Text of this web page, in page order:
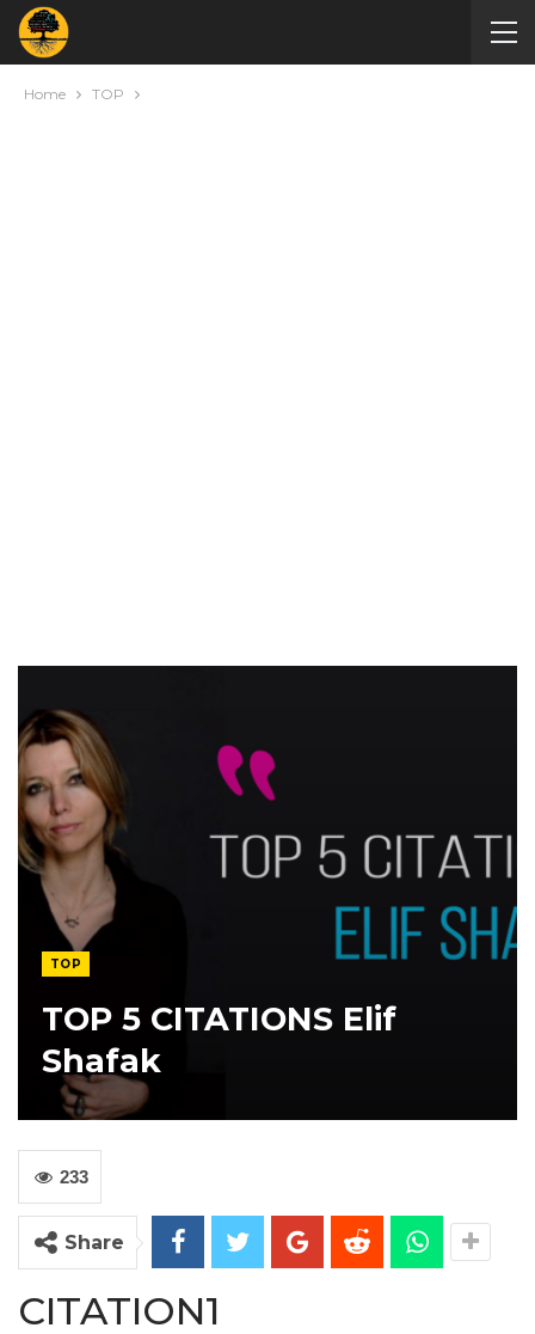
Home TOP
TOP
TOP 5 CITATIONS Elif
Shafak
233
Share
CITATION1